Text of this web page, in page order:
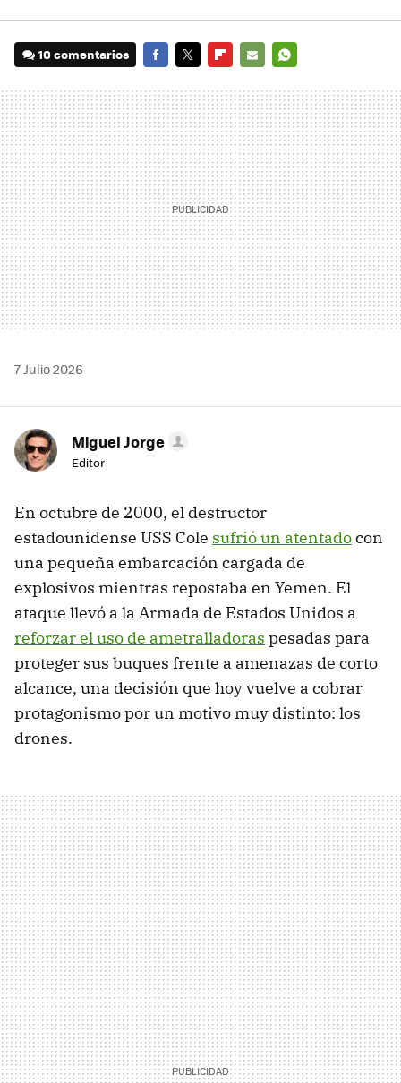
10 comentarios
MAIL
7 Julio 2026
Miguel Jorge
Editor
En octubre de 2000, el destructor
estadounidense USS Cole sufrió un atentadocon
una pequeña embarcación cargada de
explosivos mientras repostaba en Yemen. El
ataque llevó a la Armada de Estados Unidos a
reforzar el uso de ametralladoras pesadas para
proteger sus buques frente a amenazas de corto
alcance, una decisión que hoy vuelve a cobrar
protagonismo por un motivo muy distinto: los
drones.